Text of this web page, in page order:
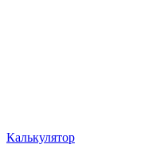
Калькулятор